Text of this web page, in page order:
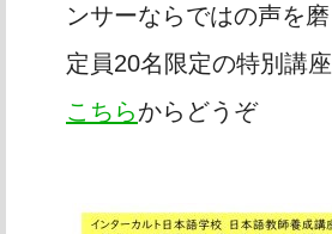
ンサーならではの声を
定員20名限定の特別講
こちらからどうぞ